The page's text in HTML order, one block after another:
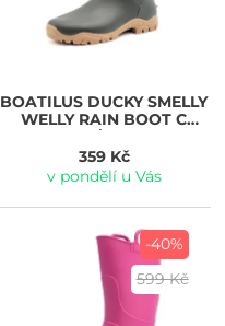
BOATILUS DUCKY SMELLY
WELLY RAIN BOOT C
kaki/beige
359 Kč
v pondělí u Vás
-40%
599 Kč